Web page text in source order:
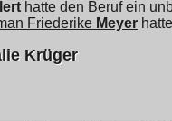
hatte den Beruf ein
Friederike Meyer
Krüger